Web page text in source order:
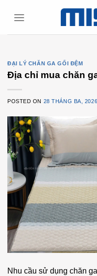
ĐẠI LÝ CHĂN GA GỐI ĐỆM
Địa chỉ mua chăn
POSTED ON 28 THÁNG BA, 2026
Nhu cầu sử dụng chăn